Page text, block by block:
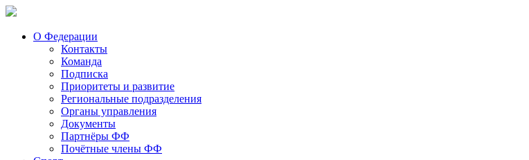
О Федерации
Контакты
Команда
Подписка
Приоритеты и развитие
Региональные подразделения
Органы управления
Документы
Партнёры ФФ
Почётные члены ФФ